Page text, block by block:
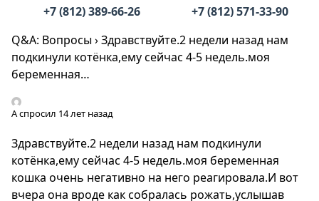
+7 (812) 389-66-26
+7 (812) 571-33-90
Q&A: Вопросы›Здравствуйте.2 недели назад нам
подкинули котёнка,ему сейчас 4-5 недель.моя
беременная…
Аспросил 14 лет назад
Здравствуйте.2 недели назад нам подкинули
котёнка,ему сейчас 4-5 недель.моя беременная
кошка очень негативно на него реагировала.И вот
вчера она вроде как собралась рожать,услышав